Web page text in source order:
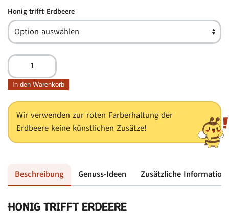
Honig trifft Erdbeere
HONIG
TRIFFT
ERDBEERE
Menge
In den Warenkorb
Wir verwenden zur roten Farberhaltung der
Erdbeere keine künstlichen Zusätze!
Beschreibung Genuss-Ideen Zusätzliche
HONIG TRIFFT ERDEERE